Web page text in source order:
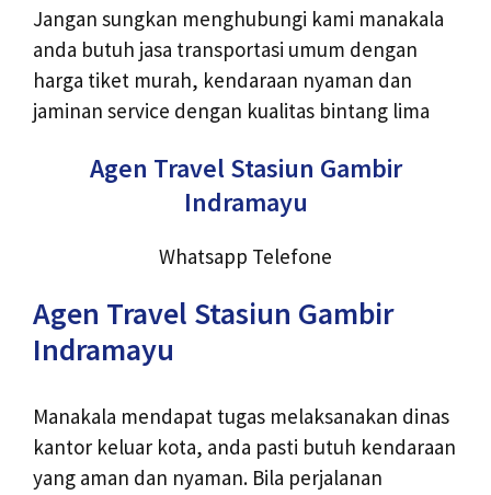
Jangan sungkan menghubungi kami manakala
anda butuh jasa transportasi umum dengan
harga tiket murah, kendaraan nyaman dan
jaminan service dengan kualitas bintang lima
Agen Travel Stasiun Gambir
Indramayu
Whatsapp Telefone
Agen Travel Stasiun Gambir
Indramayu
Manakala mendapat tugas melaksanakan dinas
kantor keluar kota, anda pasti butuh kendaraan
yang aman dan nyaman. Bila perjalanan